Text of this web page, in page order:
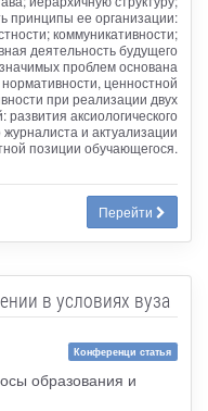
принципы ее организации:
коммуникативности;
деятельность будущего
проблем основана
ценностной
при реализации двух
развития аксиологического
и актуализации
позиции обучающегося.
Перейти
в условиях вуза
Конференци статья
образования и